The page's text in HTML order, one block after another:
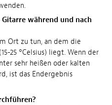
während und nach
Ort zu tun, an dem die
25 °Celsius) liegt. Wenn der
sehr heißen oder kalten
ist das Endergebnis